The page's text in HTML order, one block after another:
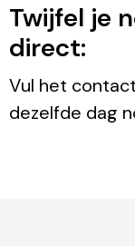
Twijfel je
direct:
Vul het
dezelfde dag